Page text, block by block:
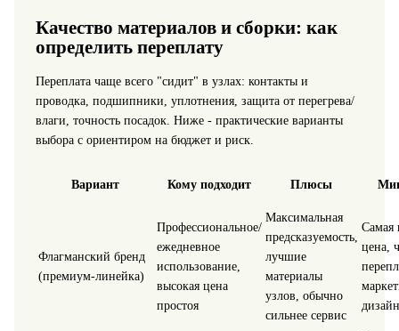
Качество материалов и сборки: как
определить переплату
Переплата чаще всего "сидит" в узлах: контакты и
проводка, подшипники, уплотнения, защита от перегрева/
влаги, точность посадок. Ниже - практические варианты
выбора с ориентиром на бюджет и риск.
Вариант Кому подходит Плюсы
Флагманский бренд
(премиум-линейка)
Профессиональное/
ежедневное
использование,
высокая цена
простоя
Максимальная
предсказуемость,
лучшие
материалы
узлов, обычно
сильнее сервис
Самая
цена,
дизайн